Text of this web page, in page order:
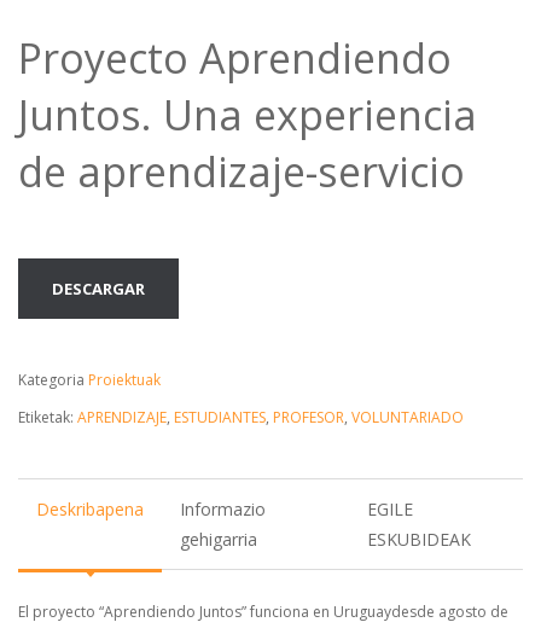
Proyecto Aprendiendo
Juntos. Una experiencia
de aprendizaje-servicio
DESCARGAR
Kategoria Proiektuak
Etiketak: APRENDIZAJE, ESTUDIANTES, PROFESOR, VOLUNTARIADO
Deskribapena
Informazio
gehigarria
EGILE
ESKUBIDEAK
El proyecto “Aprendiendo Juntos” funciona en Uruguaydesde agosto de